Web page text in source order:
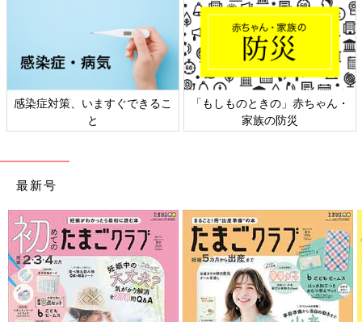
感染症対策、いますぐできるこ
と
「もしものときの」赤ちゃん・
家族の防災
最新号